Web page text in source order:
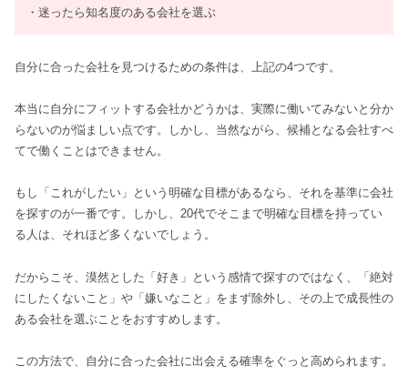
・迷ったら知名度のある会社を選ぶ
自分に合った会社を見つけるための条件は、上記の4つです。
本当に自分にフィットする会社かどうかは、実際に働いてみないと分か
らないのが悩ましい点です。しかし、当然ながら、候補となる会社すべ
てで働くことはできません。
もし「これがしたい」という明確な目標があるなら、それを基準に会社
を探すのが一番です。しかし、20代でそこまで明確な目標を持ってい
る人は、それほど多くないでしょう。
だからこそ、漠然とした「好き」という感情で探すのではなく、「絶対
にしたくないこと」や「嫌いなこと」をまず除外し、その上で成長性の
ある会社を選ぶことをおすすめします。
この方法で、自分に合った会社に出会える確率をぐっと高められます。